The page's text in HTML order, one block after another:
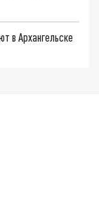
в Архангельске